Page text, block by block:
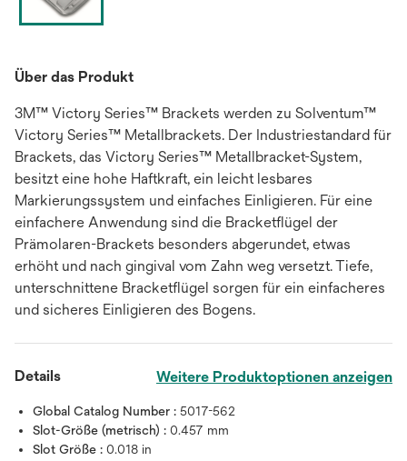
Über das Produkt
3M™ Victory Series™ Brackets werden zu Solventum™
Victory Series™ Metallbrackets. Der Industriestandard für
Brackets, das Victory Series™ Metallbracket-System,
besitzt eine hohe Haftkraft, ein leicht lesbares
Markierungssystem und einfaches Einligieren. Für eine
einfachere Anwendung sind die Bracketflügel der
Prämolaren-Brackets besonders abgerundet, etwas
erhöht und nach gingival vom Zahn weg versetzt. Tiefe,
unterschnittene Bracketflügel sorgen für ein einfacheres
und sicheres Einligieren des Bogens.
Details Weitere Produktoptionen anzeigen
Global Catalog Number : 5017-562
Slot-Größe (metrisch) : 0.457 mm
Slot Größe : 0.018 in